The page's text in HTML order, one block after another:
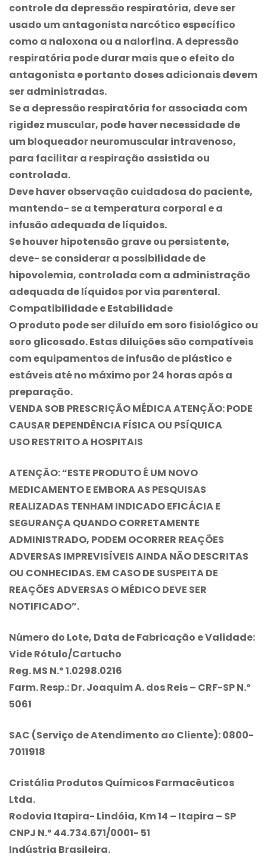
controle da depressão respiratória, deve ser
usado um antagonista narcótico específico
como a naloxona ou a nalorfina. A depressão
respiratória pode durar mais que o efeito do
antagonista e portanto doses adicionais devem
ser administradas.
Se a depressão respiratória for associada com
rigidez muscular, pode haver necessidade de
um bloqueador neuromuscular intravenoso,
para facilitar a respiração assistida ou
controlada.
Deve haver observação cuidadosa do paciente,
mantendo- se a temperatura corporal e a
infusão adequada de líquidos.
Se houver hipotensão grave ou persistente,
deve- se considerar a possibilidade de
hipovolemia, controlada com a administração
adequada de líquidos por via parenteral.
Compatibilidade e Estabilidade
O produto pode ser diluído em soro fisiológico ou
soro glicosado. Estas diluições são compatíveis
com equipamentos de infusão de plástico e
estáveis até no máximo por 24 horas após a
preparação.
VENDA SOB PRESCRIÇÃO MÉDICA ATENÇÃO: PODE
CAUSAR DEPENDÊNCIA FÍSICA OU PSÍQUICA
USO RESTRITO A HOSPITAIS
ATENÇÃO: “ESTE PRODUTO É UM NOVO
MEDICAMENTO E EMBORA AS PESQUISAS
REALIZADAS TENHAM INDICADO EFICÁCIA E
SEGURANÇA QUANDO CORRETAMENTE
ADMINISTRADO, PODEM OCORRER REAÇÕES
ADVERSAS IMPREVISÍVEIS AINDA NÃO DESCRITAS
OU CONHECIDAS. EM CASO DE SUSPEITA DE
REAÇÕES ADVERSAS O MÉDICO DEVE SER
NOTIFICADO”.
Número do Lote, Data de Fabricação e Validade:
Vide Rótulo/Cartucho
Reg. MS N.º 1.0298.0216
Farm. Resp.: Dr. Joaquim A. dos Reis – CRF-SP N.º
5061
SAC (Serviço de Atendimento ao Cliente): 0800-
7011918
Cristália Produtos Químicos Farmacêuticos
Ltda.
Rodovia Itapira- Lindóia, Km 14 – Itapira – SP
CNPJ N.º 44.734.671/0001- 51
Indústria Brasileira.